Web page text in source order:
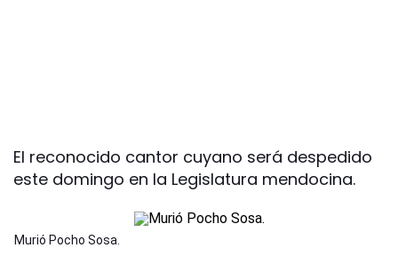
El reconocido cantor cuyano será despedido
este domingo en la Legislatura mendocina.
Murió Pocho Sosa.